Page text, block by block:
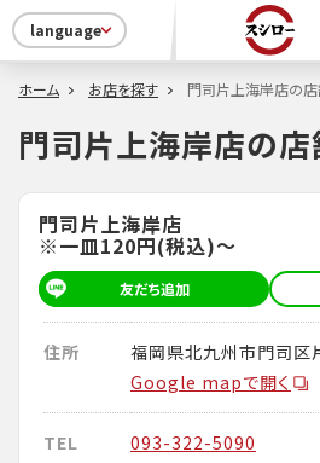
language
ホーム お店を探す 門司片上海岸店の
門司片上海岸店の
門司片上海岸店
※一皿120円(税込)～
友だち追加
住所
福岡県北九州市門司区
Google mapで開く
TEL 093-322-5090